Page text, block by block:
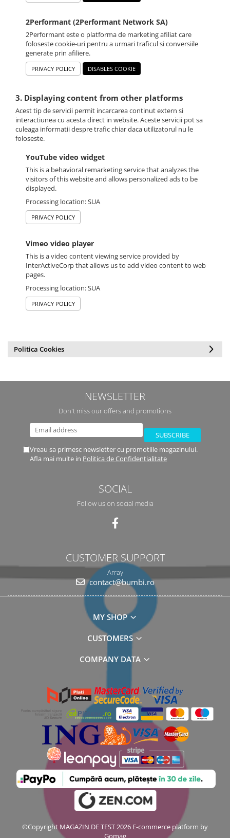
2Performant (2Performant Network SA)
2Performant este o platforma de marketing afiliat care
foloseste cookie-uri pentru a urmari traficul si conversiile
generate prin afiliere.
PRIVACY POLICY DISABLES COOKIE
3. Displaying content from other platforms
Acest tip de servicii permit incarcarea continut extern si
interactiunea cu acesta direct in website. Aceste servicii pot sa
culeaga informatii despre trafic chiar daca utilizatorul nu le
foloseste.
YouTube video widget
This is a behavioral remarketing service that analyzes the
visitors of this website and allows personalized ads to be
displayed.
Processing location: SUA
PRIVACY POLICY
Vimeo video player
This is a video content viewing service provided by
InterActiveCorp that allows us to add video content to web
pages.
Processing location: SUA
PRIVACY POLICY
Politica Cookies
NEWSLETTER
Don't miss our offers and promotions
Vreau sa primesc newsletter cu promotiile magazinului.
Afla mai multe in Politica de Confidentialitate
SOCIAL
Follow us on social media
CUSTOMER SUPPORT
Array
contact@bumbi.ro
MY SHOP
CUSTOMERS
COMPANY DATA
©Copyright MAGAZIN DE TEST 2026 E-commerce platform by
Gomag